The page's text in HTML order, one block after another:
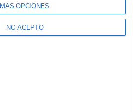
MÁS OPCIONES
NO ACEPTO